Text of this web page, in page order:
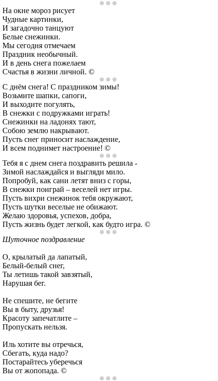
На окне мороз рисует
Чудные картинки,
И загадочно танцуют
Белые снежинки.
Мы сегодня отмечаем
Праздник необычный.
И в день снега пожелаем
Счастья в жизни личной. ©
С днём снега! С праздником зимы!
Возьмите шапки, сапоги,
И выходите погулять,
В снежки с подружками играть!
Снежинки на ладонях тают,
Собою землю накрывают.
Пусть снег приносит наслаждение,
И всем поднимет настроение! ©
Тебя я с днем снега поздравить решила -
Зимой наслаждайся и выгляди мило.
Попробуй, как сани летят вниз с горы,
В снежки поиграй – веселей нет игры.
Пусть вихри снежинок тебя окружают,
Пусть шутки веселые не обижают.
Желаю здоровья, успехов, добра,
Пусть жизнь будет легкой, как будто игра. ©
Шуточное поздравление
О, крылатый да лапатый,
Белый-белый снег,
Ты летишь такой завзятый,
Нарушая бег.
Не спешите, не бегите
Вы в быту, друзья!
Красоту запечатлите –
Пропускать нельзя.
Иль хотите вы отречься,
Сбегать, куда надо?
Постарайтесь уберечься
Вы от жопопада. ©